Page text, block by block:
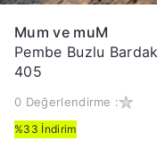
Mum ve muM
Pembe Buzlu
405
0 Değerlendirme :
%33 İndirim